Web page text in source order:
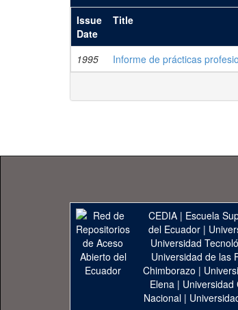
Issue
Date
Title
1995 Informe de prácticas
CEDIA | Escuela
del Ecuador|
Universidad
Universidad de las
Chimborazo |
Elena | Universidad
Nacional |